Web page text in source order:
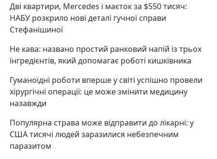
Дві квартири, Mercedes і маєток за $550 тисяч:
НАБУ розкрило нові деталі гучної справи
Стефанішиної
Не кава: названо простий ранковий напій із трьох
інгредієнтів, який допомагає роботі кишківника
Гуманоїдні роботи вперше у світі успішно провели
хірургічні операції: це може змінити медицину
назавжди
Популярна страва може відправити до лікарні: у
США тисячі людей заразилися небезпечним
паразитом